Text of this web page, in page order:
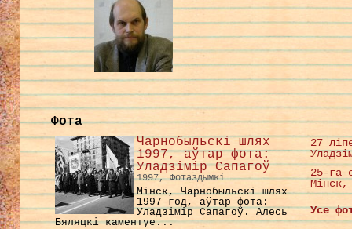
Фота
Чарнобыльскі шлях
1997, аўтар фота:
Уладзімір Сапагоў
1997, Фотаздымкі
Мінск, Чарнобыльскі шлях
1997 год, аўтар фота:
Уладзімір Сапагоў. Алесь
Бяляцкі каментуе...
27
25-га
Мінск,
Усе